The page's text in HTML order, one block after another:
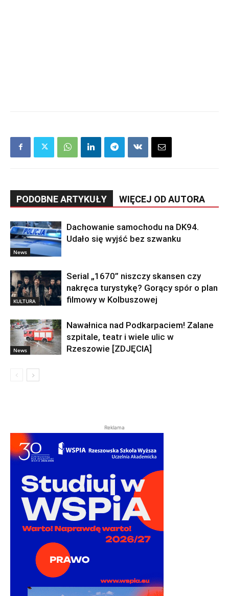
PODOBNE ARTYKUŁY WIĘCEJ OD AUTORA
News
Dachowanie samochodu na DK94.
Udało się wyjść bez szwanku
KULTURA
Serial „1670” niszczy skansen czy
nakręca turystykę? Gorący spór o plan
filmowy w Kolbuszowej
News
Nawałnica nad Podkarpaciem! Zalane
szpitale, teatr i wiele ulic w
Rzeszowie [ZDJĘCIA]
Reklama